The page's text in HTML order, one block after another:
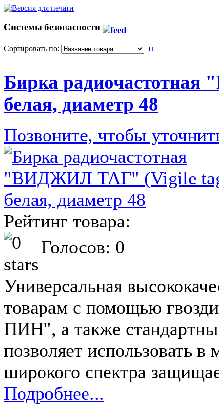
Системы безопасности
Сортировать по:
Бирка
белая, диаметр 48
Позвоните, чтобы
Рейтинг товара:
Голосов: 0
Универсальная
товарам с помощью
ПИН", а также
позволяет использовать
широкого спектра
Подробнее...